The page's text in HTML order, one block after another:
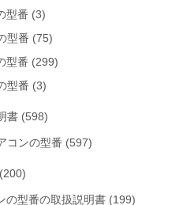
型番 (3)
型番 (75)
型番 (299)
型番 (3)
書 (598)
コンの型番 (597)
(200)
の型番の取扱説明書 (199)